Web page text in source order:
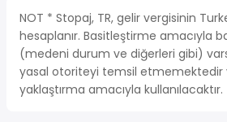
NOT * Stopaj, TR, gelir vergisinin
hesaplanır. Basitleştirme amacıyla
(medeni durum ve diğerleri gibi)
yasal otoriteyi temsil etmemektedir
yaklaştırma amacıyla kullanılacaktır.